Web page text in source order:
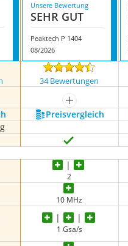
Unsere Bewertung
SEHR GUT
Peaktech P 1404
08/2026
34 Bewertungen
mehr anzeigen
Preis­vergleich
2
10 MHz
1 Gsa/s